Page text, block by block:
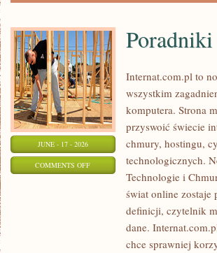
JUNE - 17 - 2026
COMMENTS OFFON
PORADNIKI
UŻYTKOWNIKA
Internat.com.pl to
wszystkim
komputera. Strona
przyswoić świecie
chmury, hostingu,
technologicznych.
Technologie i
świat online zostaje
definicji, czytelnik
dane.
chce sprawniej